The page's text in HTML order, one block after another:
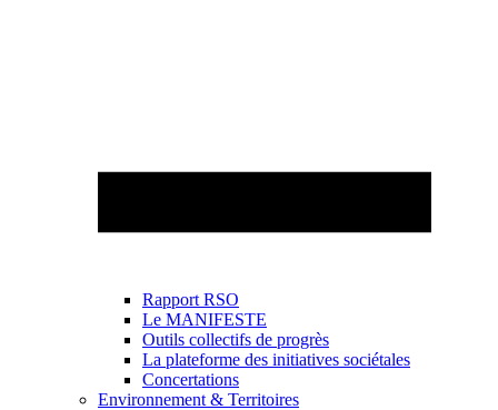
Rapport RSO
Le MANIFESTE
Outils collectifs de progrès
La plateforme des initiatives sociétales
Concertations
Environnement & Territoires